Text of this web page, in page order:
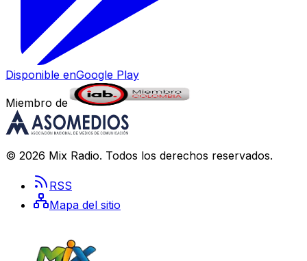
Disponible enGoogle Play
Miembro de
© 2026 Mix Radio. Todos los derechos reservados.
RSS
Mapa del sitio